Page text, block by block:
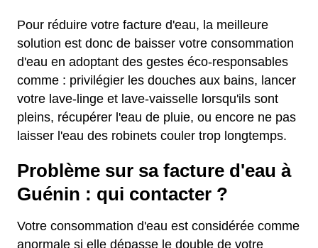
Pour réduire votre facture d'eau, la meilleure
solution est donc de baisser votre consommation
d'eau en adoptant des gestes éco-responsables
comme : privilégier les douches aux bains, lancer
votre lave-linge et lave-vaisselle lorsqu'ils sont
pleins, récupérer l'eau de pluie, ou encore ne pas
laisser l'eau des robinets couler trop longtemps.
Problème sur sa facture d'eau à
Guénin : qui contacter ?
Votre consommation d'eau est considérée comme
anormale si elle dépasse le double de votre